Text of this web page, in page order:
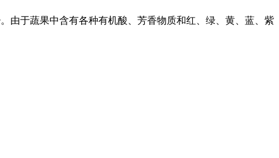
由于蔬果中含有各种有机酸、芳香物质和红、绿、黄、蓝、紫